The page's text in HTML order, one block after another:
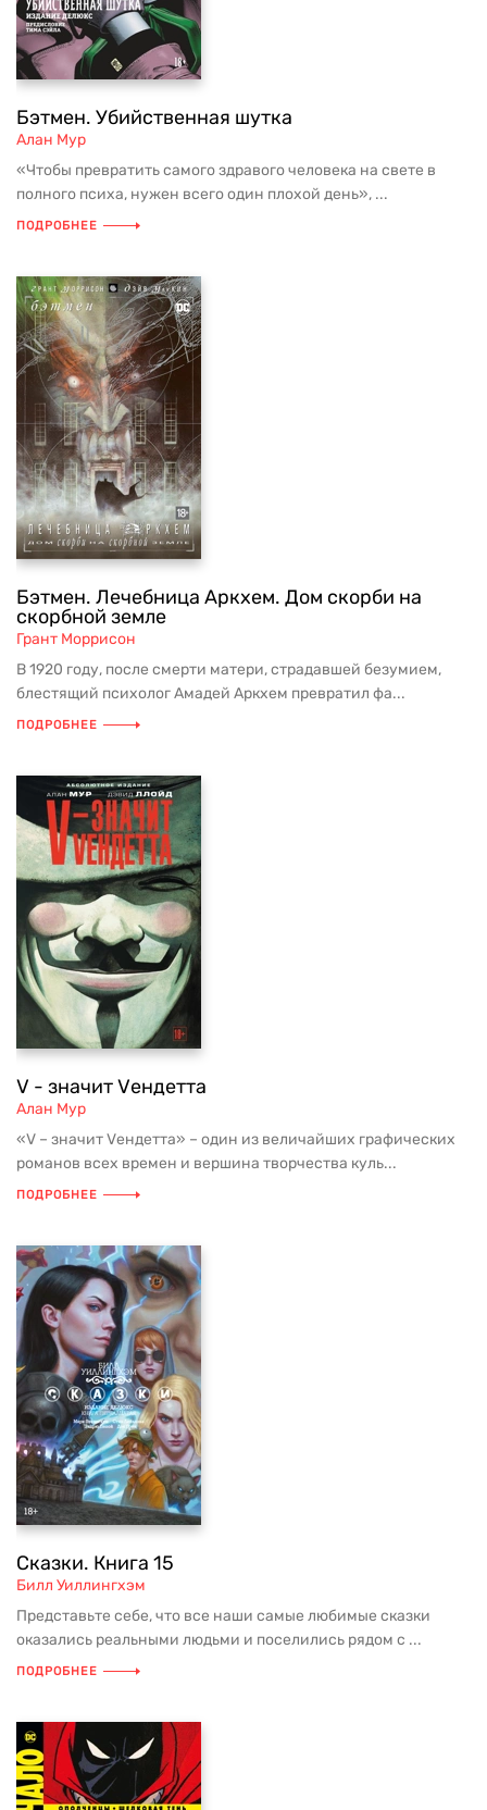
Бэтмен. Убийственная шутка
Алан Мур
«Чтобы превратить самого здравого человека на свете в
полного психа, нужен всего один плохой день», ...
ПОДРОБНЕЕ
Бэтмен. Лечебница Аркхем. Дом скорби на
скорбной земле
Грант Моррисон
В 1920 году, после смерти матери, страдавшей безумием,
блестящий психолог Амадей Аркхем превратил фа...
ПОДРОБНЕЕ
V - значит Vендетта
Алан Мур
«V – значит Vендетта» – один из величайших графических
романов всех времен и вершина творчества куль...
ПОДРОБНЕЕ
Сказки. Книга 15
Билл Уиллингхэм
Представьте себе, что все наши самые любимые сказки
оказались реальными людьми и поселились рядом с ...
ПОДРОБНЕЕ